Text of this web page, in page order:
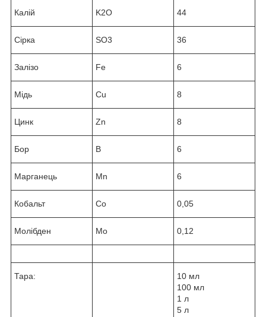
Калій K2O 44
Сірка SO3 36
Залізо Fe 6
Мідь Cu 8
Цинк Zn 8
Бор B 6
Марганець Mn 6
Кобальт Co 0,05
Молібден Mo 0,12
Тара:
10 мл
100 мл
1 л
5 л